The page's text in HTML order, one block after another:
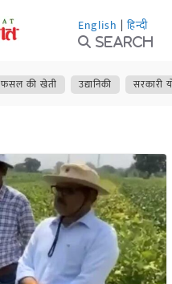
English | हिन्दी
Search
फसल की खेती उद्यानिकी सरकारी